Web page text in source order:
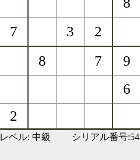
レベル: 中級 シリアル番号:54